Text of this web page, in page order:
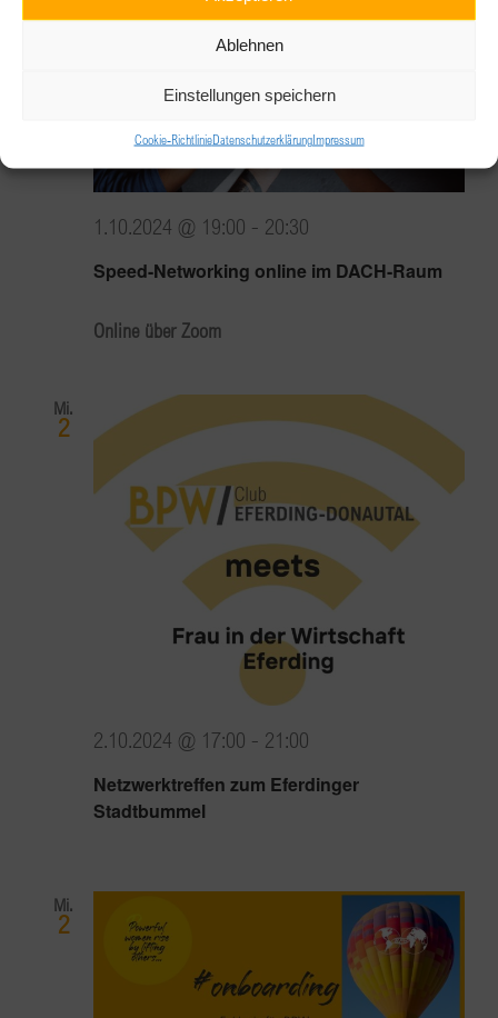
Ablehnen
Einstellungen speichern
Cookie-RichtlinieDatenschutzerklärungImpressum
Speed-Networking online im DACH-Raum
1.10.2024 @ 19:00 - 20:30
Online über Zoom
Mi.
2
Netzwerktreffen zum Eferdinger
Stadtbummel
2.10.2024 @ 17:00 - 21:00
Mi.
2